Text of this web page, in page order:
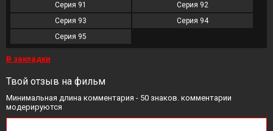
Серия 91
Серия 92
Серия 93
Серия 94
Серия 95
В закладки
Твой отзыв на фильм
Минимальная длина комментария - 50 знаков. комментарии
модерируются